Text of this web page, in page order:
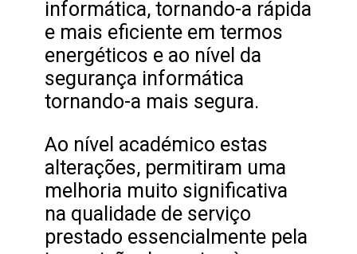
informática, tornando-a rápida
e mais eficiente em termos
energéticos e ao nível da
segurança informática
tornando-a mais segura.
Ao nível académico estas
alterações, permitiram uma
melhoria muito significativa
na qualidade de serviço
prestado essencialmente pela